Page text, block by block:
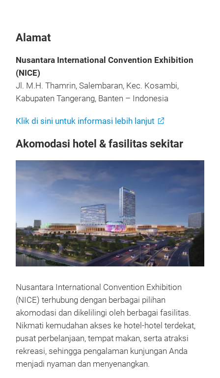
Alamat
Nusantara International Convention Exhibition
(NICE)
Jl. M.H. Thamrin, Salembaran, Kec. Kosambi,
Kabupaten Tangerang, Banten – Indonesia
Klik di sini untuk informasi lebih lanjut
Akomodasi hotel & fasilitas sekitar
Nusantara International Convention Exhibition
(NICE) terhubung dengan berbagai pilihan
akomodasi dan dikelilingi oleh berbagai fasilitas.
Nikmati kemudahan akses ke hotel-hotel terdekat,
pusat perbelanjaan, tempat makan, serta atraksi
rekreasi, sehingga pengalaman kunjungan Anda
menjadi nyaman dan menyenangkan.